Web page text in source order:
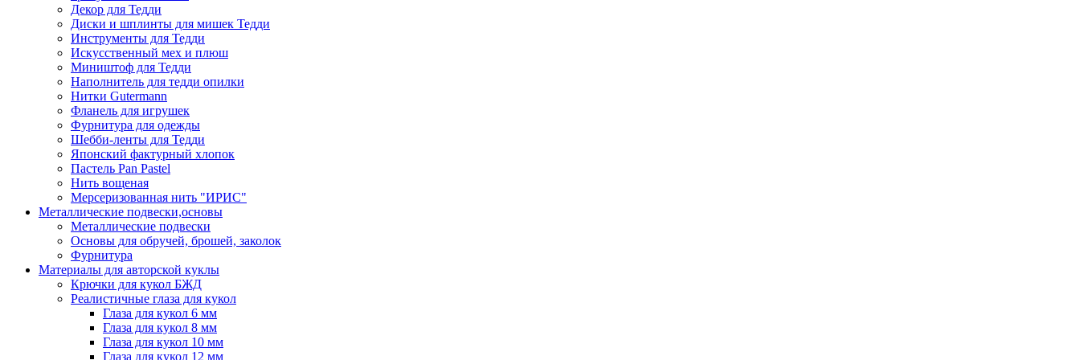
Декор для Тедди
Диски и шплинты для мишек Тедди
Инструменты для Тедди
Искусственный мех и плюш
Миништоф для Тедди
Наполнитель для тедди опилки
Нитки Gutermann
Фланель для игрушек
Фурнитура для одежды
Шебби-ленты для Тедди
Японский фактурный хлопок
Пастель Pan Pastel
Нить вощеная
Мерсеризованная нить "ИРИС"
Металлические подвески,основы
Металлические подвески
Основы для обручей, брошей, заколок
Фурнитура
Материалы для авторской куклы
Крючки для кукол БЖД
Реалистичные глаза для кукол
Глаза для кукол 6 мм
Глаза для кукол 8 мм
Глаза для кукол 10 мм
Глаза для кукол 12 мм